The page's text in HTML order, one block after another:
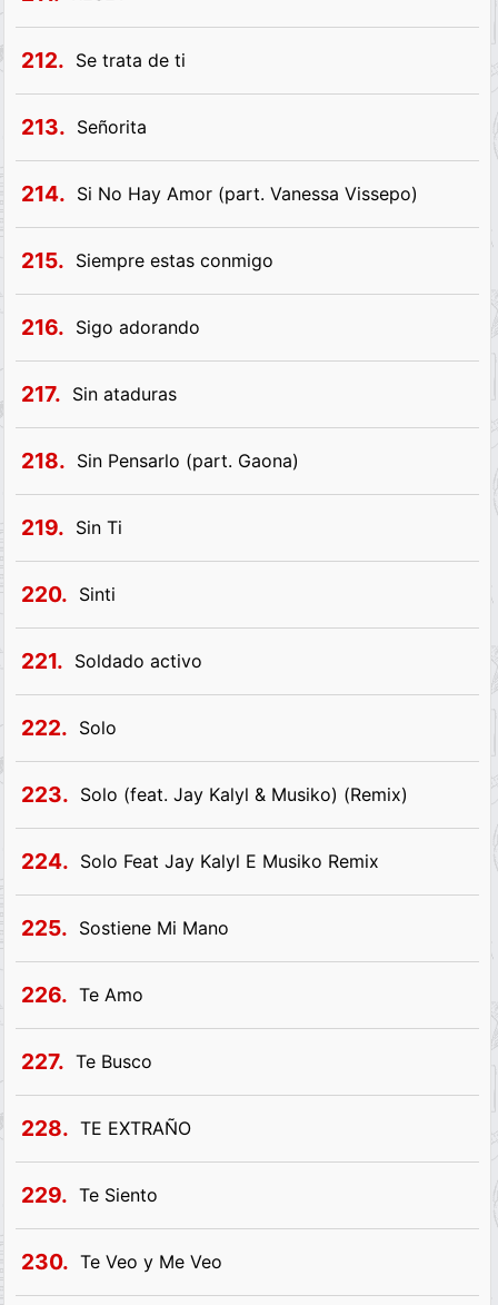
212. Se trata de ti
213. Señorita
214. Si No Hay Amor (part. Vanessa Vissepo)
215. Siempre estas conmigo
216. Sigo adorando
217. Sin ataduras
218. Sin Pensarlo (part. Gaona)
219. Sin Ti
220. Sinti
221. Soldado activo
222. Solo
223. Solo (feat. Jay Kalyl & Musiko) (Remix)
224. Solo Feat Jay Kalyl E Musiko Remix
225. Sostiene Mi Mano
226. Te Amo
227. Te Busco
228. TE EXTRAÑO
229. Te Siento
230. Te Veo y Me Veo